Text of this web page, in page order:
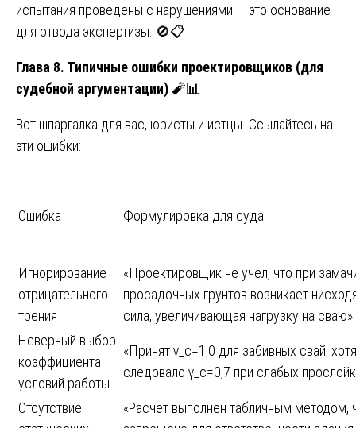
испытания проведены с нарушениями — это основание
для отвода экспертизы. 🚫📋
Глава 8. Типичные ошибки проектировщиков (для
судебной аргументации) 🧨📊
Вот шпаргалка для вас, юристы и истцы. Ссылайтесь на
эти ошибки:
Ошибка Формулировка для суда
Игнорирование
отрицательного
трения
«Проектировщик не учёл, что при
просадочных грунтов возникает
сила, увеличивающая нагрузку на сваю»
Неверный выбор
коэффициента
условий работы
«Принят γ_c=1,0 для забивных свай, хотя
следовало γ_c=0,7 при слабых
Отсутствие
«Расчёт выполнен табличным методом,